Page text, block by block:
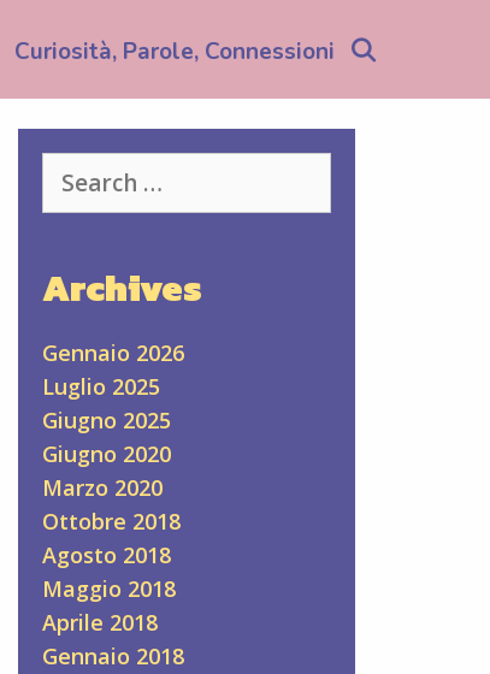
Curiosità, Parole, Connessioni
for:
Archives
Gennaio 2026
Luglio 2025
Giugno 2025
Giugno 2020
Marzo 2020
Ottobre 2018
Agosto 2018
Maggio 2018
Aprile 2018
Gennaio 2018